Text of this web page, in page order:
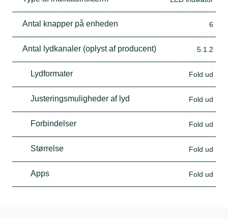
Antal knapper på enheden 6
Antal lydkanaler (oplyst af producent) 5.1.2
Lydformater Fold ud
Justeringsmuligheder af lyd Fold ud
Forbindelser Fold ud
Størrelse Fold ud
Apps Fold ud